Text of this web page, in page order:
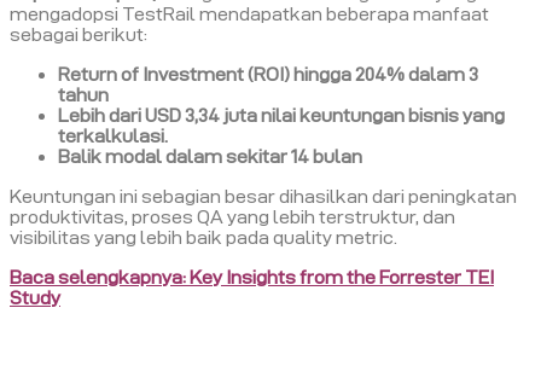
mengadopsi TestRail mendapatkan beberapa manfaat
sebagai berikut:
Return of Investment (ROI) hingga 204% dalam 3
tahun
Lebih dari USD 3,34 juta nilai keuntungan bisnis yang
terkalkulasi.
Balik modal dalam sekitar 14 bulan
Keuntungan ini sebagian besar dihasilkan dari peningkatan
produktivitas, proses QA yang lebih terstruktur, dan
visibilitas yang lebih baik pada quality metric.
Baca selengkapnya: Key Insights from the Forrester TEI
Study